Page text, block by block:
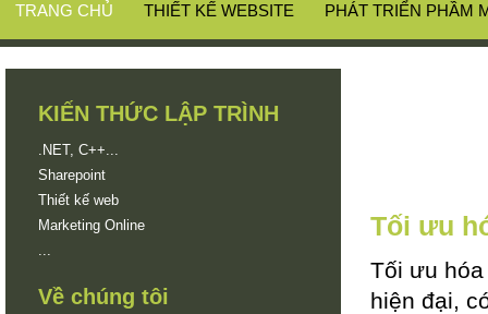
TRANG CHỦ THIẾT KẾ WEBSITE PHÁT TRIỂN PHẦM
KIẾN THỨC LẬP TRÌNH
.NET, C++...
Sharepoint
Thiết kế web
Marketing Online
...
Về chúng tôi
Tối ưu
Tối ưu
hiện đại,